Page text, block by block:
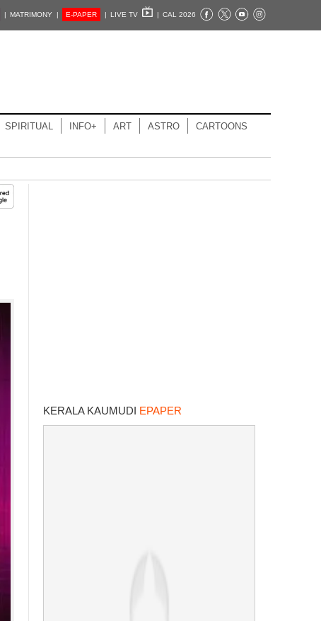
| MATRIMONY | E-PAPER | LIVE TV | CAL 2026
SPIRITUAL INFO+ ART ASTRO CARTOONS
KERALA KAUMUDI EPAPER